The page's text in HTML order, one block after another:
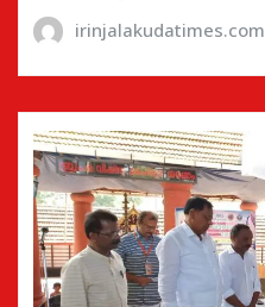
irinjalakudatimes.com